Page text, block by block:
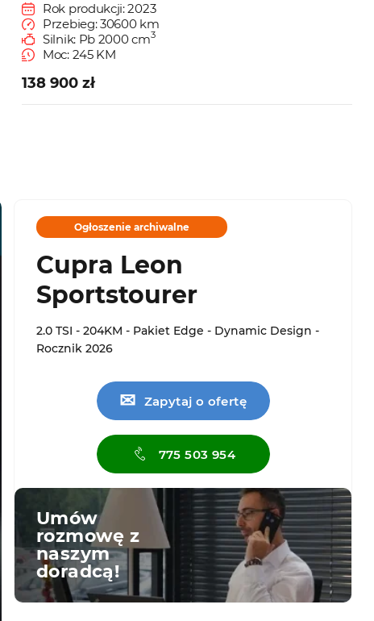
Rok produkcji: 2023
Przebieg: 30600 km
Silnik: Pb 2000 cm3
Moc: 245 KM
138 900 zł
Ogłoszenie archiwalne
Cupra Leon
Sportstourer
2.0 TSI - 204KM - Pakiet Edge - Dynamic Design -
Rocznik 2026
✉ Zapytaj o ofertę
775 503 954
Umów
rozmowę z
naszym
doradcą!